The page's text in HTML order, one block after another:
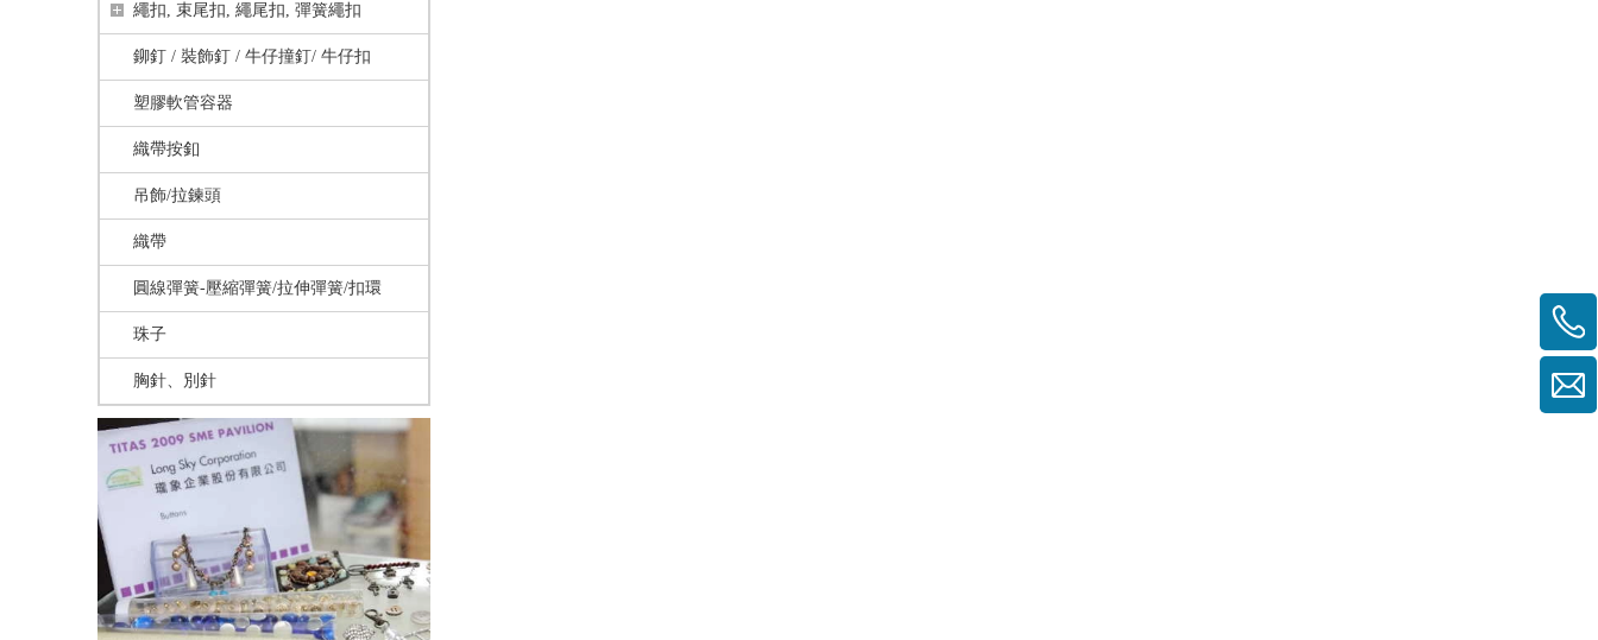
繩扣, 束尾扣, 繩尾扣, 彈簧繩扣
鉚釘 / 裝飾釘 / 牛仔撞釘/ 牛仔扣
塑膠軟管容器
織帶按釦
吊飾/拉鍊頭
織帶
圓線彈簧-壓縮彈簧/拉伸彈簧/扣環
珠子
胸針、別針